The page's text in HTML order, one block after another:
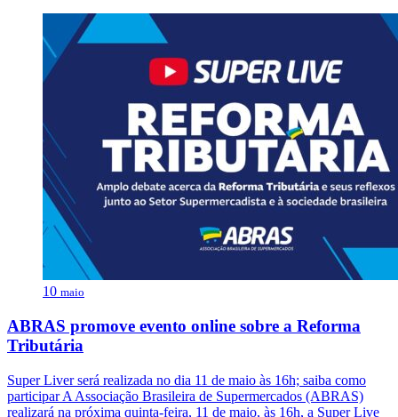
10 maio
ABRAS promove evento online sobre a Reforma
Tributária
Super Liver será realizada no dia 11 de maio às 16h; saiba como
participar A Associação Brasileira de Supermercados (ABRAS)
realizará na próxima quinta-feira, 11 de maio, às 16h, a Super Live